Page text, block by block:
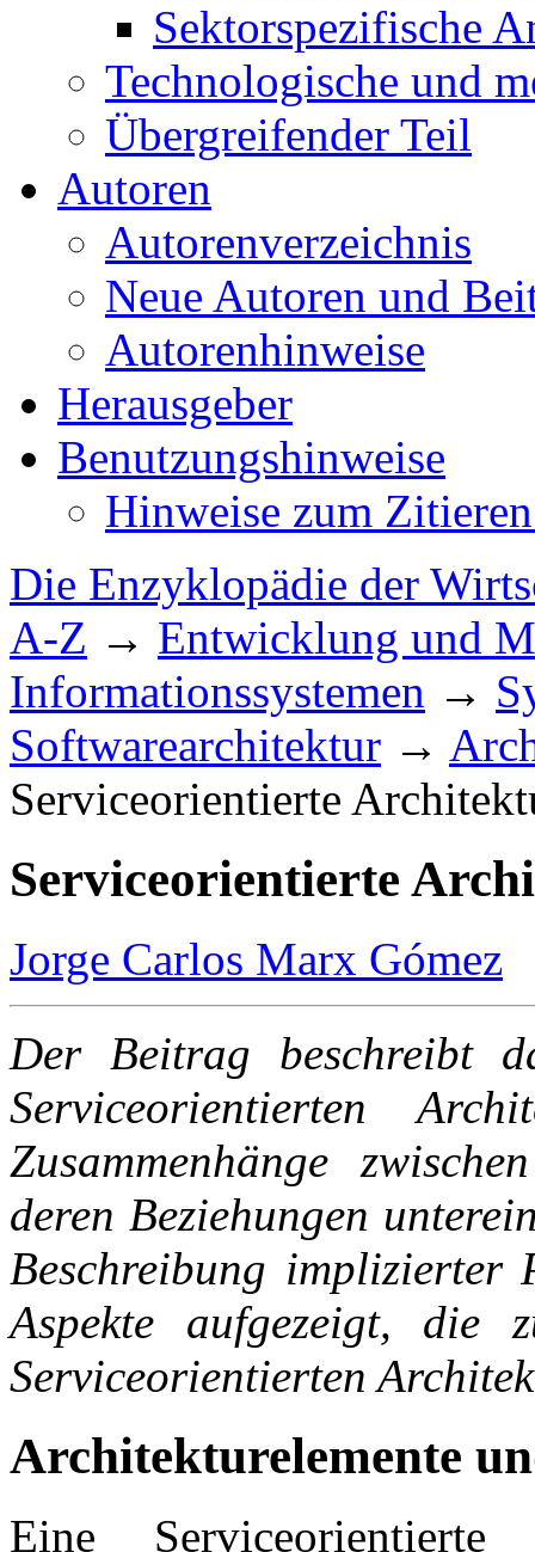
Sektorspezifische
Technologische und
Übergreifender Teil
Autoren
Autorenverzeichnis
Neue Autoren und
Autorenhinweise
Herausgeber
Benutzungshinweise
Hinweise zum
Die Enzyklopädie der
A-Z → Entwicklung und
Informationssystemen →
Softwarearchitektur →
Serviceorientierte
Serviceorientierte
Jorge Carlos Marx Gómez
Der Beitrag beschreibt
Serviceorientierten
Zusammenhänge
deren Beziehungen
Beschreibung implizierter
Aspekte aufgezeigt, die
Serviceorientierten
Architekturelemente
Eine